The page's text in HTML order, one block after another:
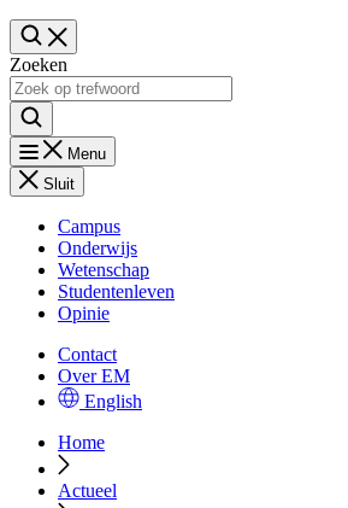
Zoeken
Menu
Sluit
Campus
Onderwijs
Wetenschap
Studentenleven
Opinie
Contact
Over EM
English
Home
Actueel